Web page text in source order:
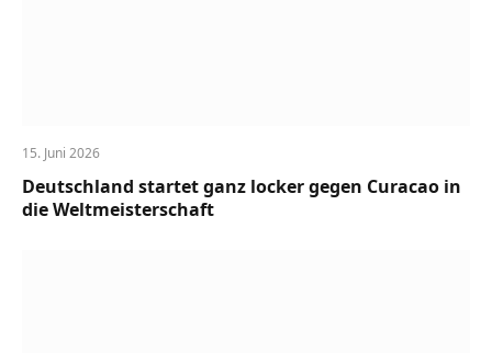
15. Juni 2026
Deutschland startet ganz locker gegen Curacao in
die Weltmeisterschaft